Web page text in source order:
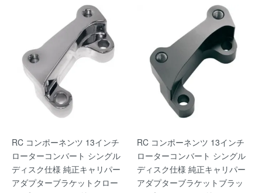
RC コンポーネンツ 13インチ
ローターコンバート シングル
ディスク仕様 純正キャリパー
アダプターブラケットクロー
RC コンポーネンツ 13インチ
ローターコンバート シングル
ディスク仕様 純正キャリパー
アダプターブラケットブラッ